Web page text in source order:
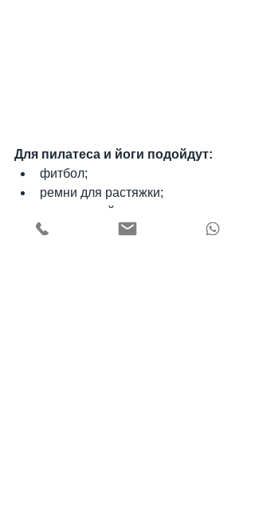
Для пилатеса и йоги подойдут:
фитбол;
ремни для растяжки;
коврик для йоги;
блоки для йоги — увеличивают